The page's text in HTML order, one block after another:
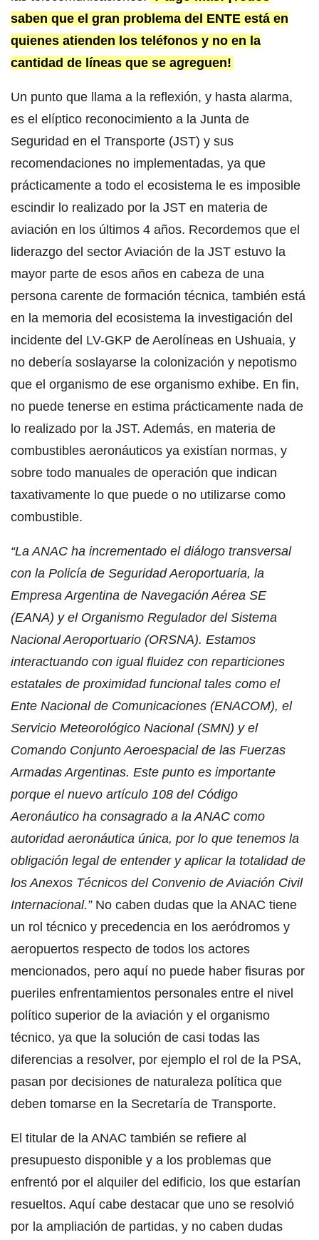
saben que el gran problema del ENTE está en
quienes atienden los teléfonos y no en la
cantidad de líneas que se agreguen!
Un punto que llama a la reflexión, y hasta alarma,
es el elíptico reconocimiento a la Junta de
Seguridad en el Transporte (JST) y sus
recomendaciones no implementadas, ya que
prácticamente a todo el ecosistema le es imposible
escindir lo realizado por la JST en materia de
aviación en los últimos 4 años. Recordemos que el
liderazgo del sector Aviación de la JST estuvo la
mayor parte de esos años en cabeza de una
persona carente de formación técnica, también está
en la memoria del ecosistema la investigación del
incidente del LV-GKP de Aerolíneas en Ushuaia, y
no debería soslayarse la colonización y nepotismo
que el organismo de ese organismo exhibe. En fin,
no puede tenerse en estima prácticamente nada de
lo realizado por la JST. Además, en materia de
combustibles aeronáuticos ya existían normas, y
sobre todo manuales de operación que indican
taxativamente lo que puede o no utilizarse como
combustible.
“La ANAC ha incrementado el diálogo transversal
con la Policía de Seguridad Aeroportuaria, la
Empresa Argentina de Navegación Aérea SE
(EANA) y el Organismo Regulador del Sistema
Nacional Aeroportuario (ORSNA). Estamos
interactuando con igual fluidez con reparticiones
estatales de proximidad funcional tales como el
Ente Nacional de Comunicaciones (ENACOM), el
Servicio Meteorológico Nacional (SMN) y el
Comando Conjunto Aeroespacial de las Fuerzas
Armadas Argentinas. Este punto es importante
porque el nuevo artículo 108 del Código
Aeronáutico ha consagrado a la ANAC como
autoridad aeronáutica única, por lo que tenemos la
obligación legal de entender y aplicar la totalidad de
los Anexos Técnicos del Convenio de Aviación Civil
Internacional.”No caben dudas que la ANAC tiene
un rol técnico y precedencia en los aeródromos y
aeropuertos respecto de todos los actores
mencionados, pero aquí no puede haber fisuras por
pueriles enfrentamientos personales entre el nivel
político superior de la aviación y el organismo
técnico, ya que la solución de casi todas las
diferencias a resolver, por ejemplo el rol de la PSA,
pasan por decisiones de naturaleza política que
deben tomarse en la Secretaría de Transporte.
El titular de la ANAC también se refiere al
presupuesto disponible y a los problemas que
enfrentó por el alquiler del edificio, los que estarían
resueltos. Aquí cabe destacar que uno se resolvió
por la ampliación de partidas, y no caben dudas